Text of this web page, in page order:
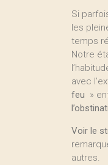
Si
les
temps
Notre
avec
feu »
Voir le
autres.